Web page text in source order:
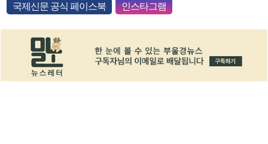
국제신문 공식 페이스북 인스타그램